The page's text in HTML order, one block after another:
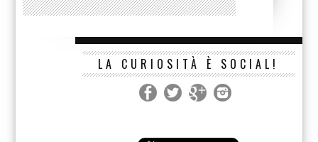
LA CURIOSITÀ È SOCIAL!